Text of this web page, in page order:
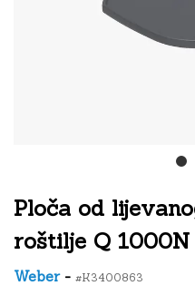
Ploča od
roštilje Q 1000N
Weber- #K3400863